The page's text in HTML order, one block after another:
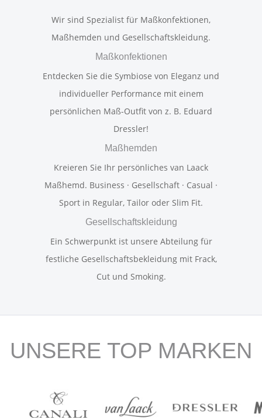
Wir sind Spezialist für Maßkonfektionen,
Maßhemden und Gesellschaftskleidung.
Maßkonfektionen
Entdecken Sie die Symbiose von Eleganz und
individueller Performance mit einem
persönlichen Maß-Outfit von z. B. Eduard
Dressler!
Maßhemden
Kreieren Sie Ihr persönliches van Laack
Maßhemd. Business · Gesellschaft · Casual ·
Sport in Regular, Tailor oder Slim Fit.
Gesellschaftskleidung
Ein Schwerpunkt ist unsere Abteilung für
festliche Gesellschaftsbekleidung mit Frack,
Cut und Smoking.
UNSERE TOP MARKEN